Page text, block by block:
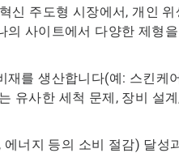
신 주도형 시장에서, 개인
사이트에서 다양한 제형
를 생산합니다(예: 스킨케
유사한 세척 문제, 장비 설
너지 등의 소비 절감) 달성